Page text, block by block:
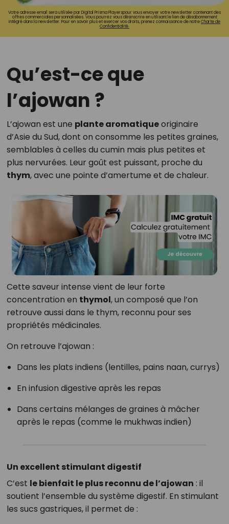
Votre adresse email sera utilisée par Digital Prisma Playerspour vous envoyer votre newsletter contenant des
offres commerciales personnalisées. Vous pourrez vous désinscrire en utilisant le lien de désabonnement
intégré dans la newsletter. Pour en savoir plus et exercer vos droits, prenez connaissance de notreCharte de
Confidentialité.
Qu’est-ce que
l’ajowan ?
L’ajowan est une plante aromatiqueoriginaire
d’Asie du Sud, dont on consomme les petites graines,
semblables à celles du cumin mais plus petites et
plus nervurées. Leur goût est puissant, proche du
thym, avec une pointe d’amertume et de chaleur.
Cette saveur intense vient de leur forte
concentration en thymol, un composé que l’on
retrouve aussi dans le thym, reconnu pour ses
propriétés médicinales.
On retrouve l’ajowan :
Dans les plats indiens (lentilles, pains naan, currys)
En infusion digestive après les repas
Dans certains mélanges de graines à mâcher
après le repas (comme le mukhwas indien)
Un excellent stimulant digestif
C’est le bienfait le plus reconnu de l’ajowan : il
soutient l’ensemble du système digestif. En stimulant
les sucs gastriques, il permet de :